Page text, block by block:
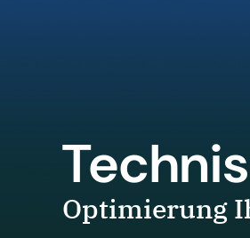
Optimierung